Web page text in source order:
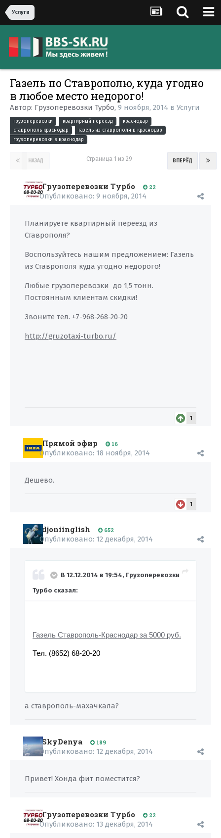
Услуги
Газель по Ставрополю, куда угодно
в любое место недорого!
Автор: Грузоперевозки Турбо, 9 ноября, 2014 в Услуги
грузоперевозки квартирный переезд
краснодар
ставрополь краснодар
газель из ставрополя в краснодар
грузоперевозки в краснодар
НАЗАД ВПЕРЁД
Страница 1 из 29
Грузоперевозки Турбо 22
Опубликовано: 9 ноября, 2014
Планируете квартирный переезд из
Ставрополя?
Воспользуйтесь нашим предложением: Газель
из Ставрополя куда угодно недорого!
Любые грузоперевозки до 1,5 тонн.
Постоянным клиентам скидки!
Звоните тел. +7-968-268-20-20
http://gruzotaxi-turbo.ru/
1
Прямой эфир 16
Опубликовано: 18 ноября, 2014
Дешево.
1
djoniinglish 652
Опубликовано: 12 декабря, 2014
В 12.12.2014 в 19:54, Грузоперевозки
Турбо сказал:
Газель Ставрополь-Краснодар за 5000 руб.
Тел. (8652) 68-20-20
а ставрополь-махачкала?
SkyDenya 189
Опубликовано: 12 декабря, 2014
Привет! Хонда фит поместится?
Грузоперевозки Турбо 22
Опубликовано: 13 декабря, 2014